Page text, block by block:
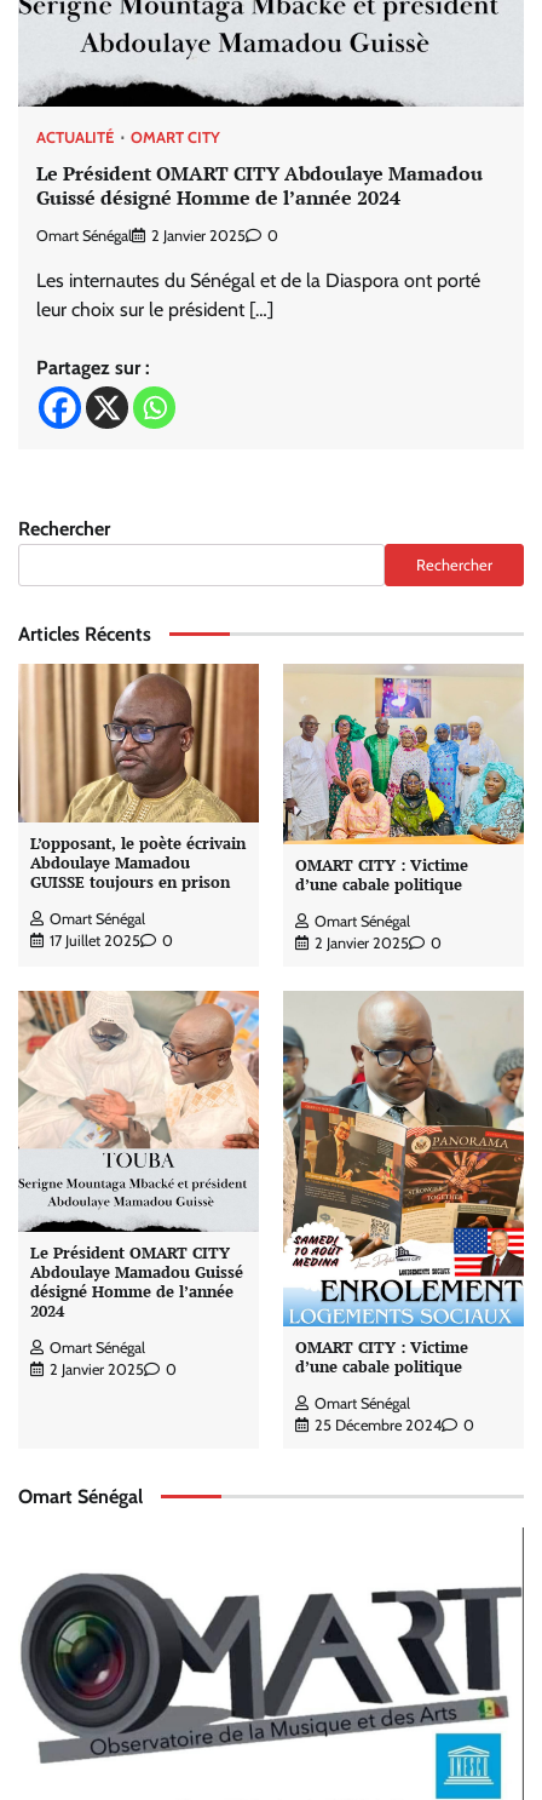
ACTUALITÉ OMART CITY
Le Président OMART CITY Abdoulaye Mamadou
Guissé désigné Homme de l’année 2024
Omart Sénégal 2 Janvier 2025 0
Les internautes du Sénégal et de la Diaspora ont porté
leur choix sur le président […]
Partagez sur :
Rechercher
Rechercher
Articles Récents
L’opposant, le poète écrivain
Abdoulaye Mamadou
GUISSE toujours en prison
Omart Sénégal
17 Juillet 2025
0
OMART CITY : Victime
d’une cabale politique
Omart Sénégal
2 Janvier 2025
0
Le Président OMART CITY
Abdoulaye Mamadou Guissé
désigné Homme de l’année
2024
Omart Sénégal
2 Janvier 2025
0
OMART CITY : Victime
d’une cabale politique
Omart Sénégal
25 Décembre 2024
0
Omart Sénégal